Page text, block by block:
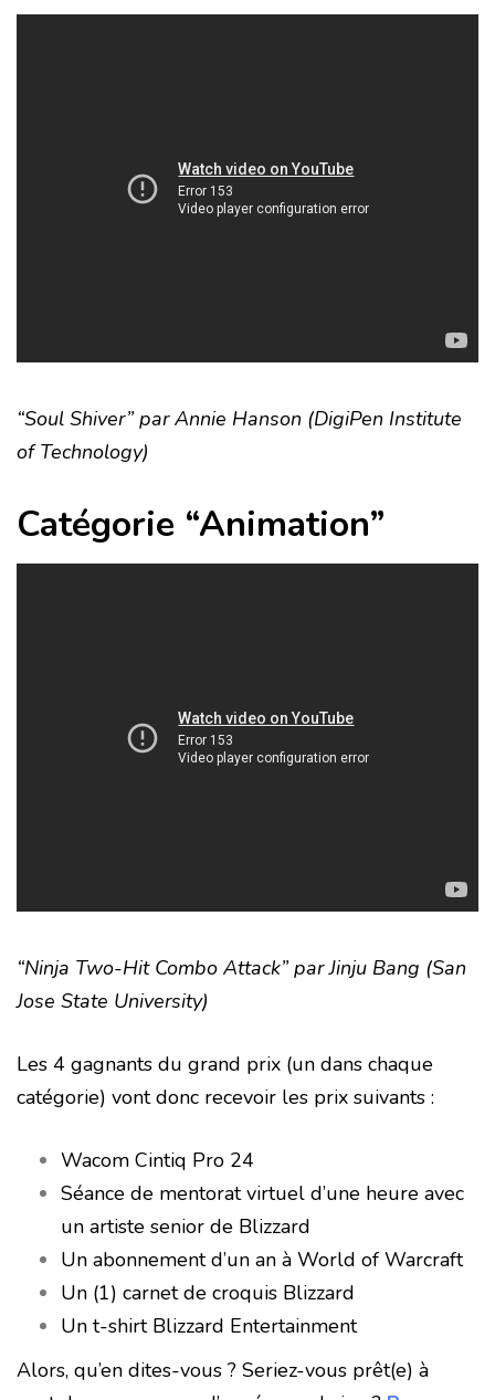
“Soul Shiver” par Annie Hanson (DigiPen Institute
of Technology)
Catégorie “Animation”
“Ninja Two-Hit Combo Attack” par Jinju Bang (San
Jose State University)
Les 4 gagnants du grand prix (un dans chaque
catégorie) vont donc recevoir les prix suivants :
Wacom Cintiq Pro 24
Séance de mentorat virtuel d’une heure avec
un artiste senior de Blizzard
Un abonnement d’un an à World of Warcraft
Un (1) carnet de croquis Blizzard
Un t-shirt Blizzard Entertainment
Alors, qu’en dites-vous ? Seriez-vous prêt(e) à